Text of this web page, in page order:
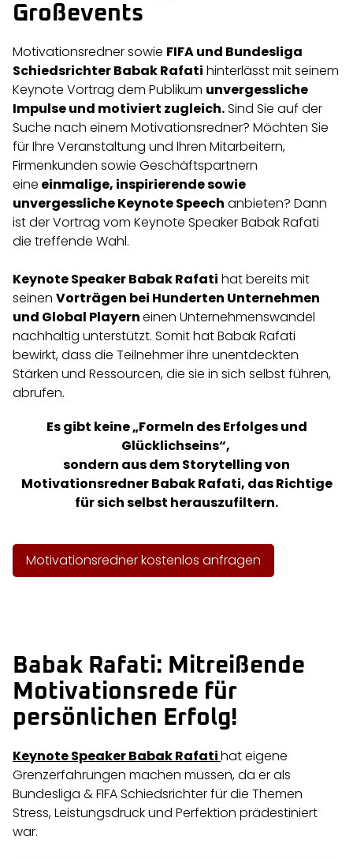
Großevents
Motivationsredner sowie FIFA und Bundesliga
Schiedsrichter Babak Rafati hinterlässt mit seinem
Keynote Vortrag dem Publikum unvergessliche
Impulse und motiviert zugleich.Sind Sie auf der
Suche nach einem Motivationsredner? Möchten Sie
für Ihre Veranstaltung und Ihren Mitarbeitern,
Firmenkunden sowie Geschäftspartnern
eine einmalige, inspirierende sowie
unvergessliche Keynote Speech anbieten? Dann
ist der Vortrag vom Keynote Speaker Babak Rafati
die treffende Wahl.
Keynote Speaker Babak Rafati hat bereits mit
seinen Vorträgen bei Hunderten Unternehmen
und Global Playerneinen Unternehmenswandel
nachhaltig unterstützt. Somit hat Babak Rafati
bewirkt, dass die Teilnehmer ihre unentdeckten
Stärken und Ressourcen, die sie in sich selbst führen,
abrufen.
Es gibt keine „Formeln des Erfolges und
Glücklichseins“,
sondern aus dem Storytelling von
Motivationsredner Babak Rafati, das Richtige
für sich selbst herauszufiltern.
Motivationsredner kostenlos anfragen
Babak Rafati: Mitreißende
Motivationsrede für
persönlichen Erfolg!
Keynote Speaker Babak Rafatihat eigene
Grenzerfahrungen machen müssen, da er als
Bundesliga & FIFA Schiedsrichter für die Themen
Stress, Leistungsdruck und Perfektion prädestiniert
war.